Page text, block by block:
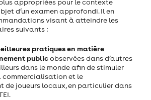
appropriées pour le contexte
d’un examen approfondi. Il en
visant à atteindre les
suivants :
pratiques en matière
publicobservées dans d’autres
dans le monde afin de stimuler
commercialisation et le
de joueurs locaux, en particulier dans